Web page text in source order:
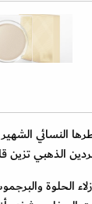
تزين قارورته
الحلوة